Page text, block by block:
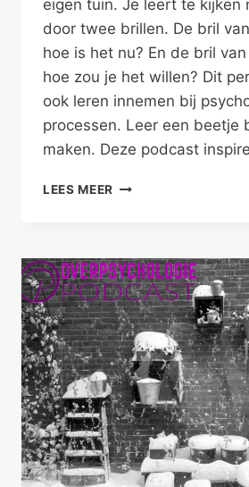
eigen tuin. Je leert te kijken
door twee brillen. De bril
hoe is het nu? En de bril
hoe zou je het willen? Dit
ook leren innemen bij
processen. Leer een beetje
maken. Deze podcast
LEES MEER LEER
KEUZES
MAKEN